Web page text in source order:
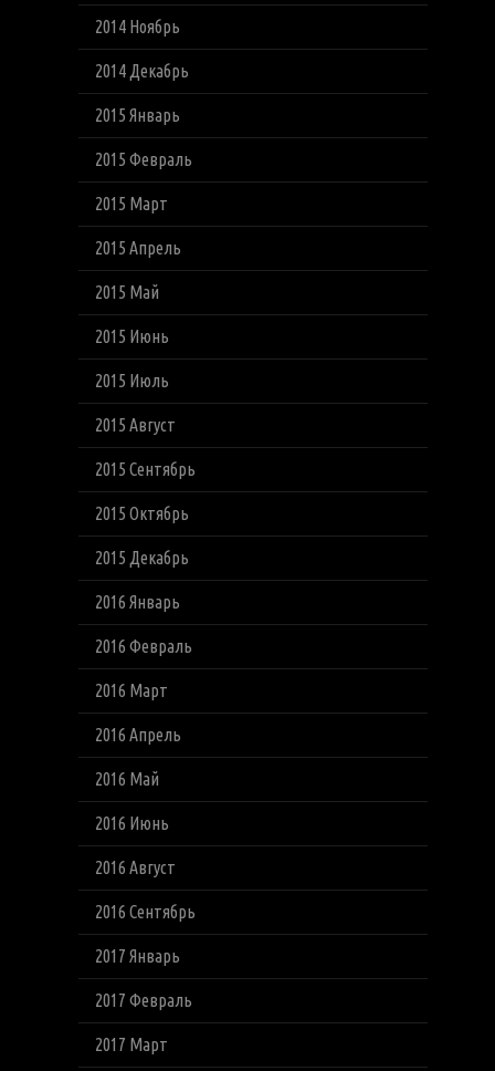
2014 Ноябрь
2014 Декабрь
2015 Январь
2015 Февраль
2015 Март
2015 Апрель
2015 Май
2015 Июнь
2015 Июль
2015 Август
2015 Сентябрь
2015 Октябрь
2015 Декабрь
2016 Январь
2016 Февраль
2016 Март
2016 Апрель
2016 Май
2016 Июнь
2016 Август
2016 Сентябрь
2017 Январь
2017 Февраль
2017 Март